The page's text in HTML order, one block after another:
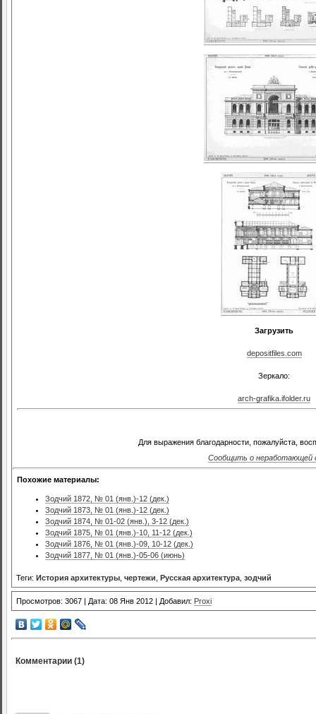
Загрузить
depositfiles.com
Зеркало:
arch-grafika.ifolder.ru
Для выражения благодарности, пожалуйста,
Сообщить о неработающей
Похожие материалы:
Зодчий 1872, № 01 (янв.)-12 (дек.)
Зодчий 1873, № 01 (янв.)-12 (дек.)
Зодчий 1874, № 01-02 (янв.), 3-12 (дек.)
Зодчий 1875, № 01 (янв.)-10, 11-12 (дек.)
Зодчий 1876, № 01 (янв.)-09, 10-12 (дек.)
Зодчий 1877, № 01 (янв.)-05-06 (июнь)
Теги: История архитектуры чертежи Русская архитектура зодчий
Просмотров: 3067 | Дата: 08 Янв 2012 | Добавил: Proxi
Комментарии (1)